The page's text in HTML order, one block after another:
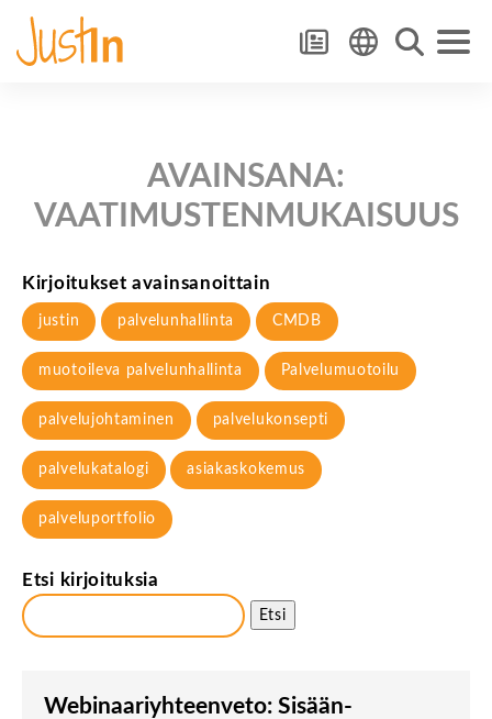
AVAINSANA:
VAATIMUSTENMUKAISUUS
Kirjoitukset avainsanoittain
justin palvelunhallinta CMDB
muotoileva palvelunhallinta Palvelumuotoilu
palvelujohtaminen palvelukonsepti
palvelukatalogi asiakaskokemus
palveluportfolio
Etsi kirjoituksia
Etsi
Webinaari­­yhteenveto: Sisään­